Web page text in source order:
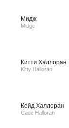
Мидж
Midge
Китти Халлоран
Kitty Halloran
Кейд Халлоран
Cade Halloran